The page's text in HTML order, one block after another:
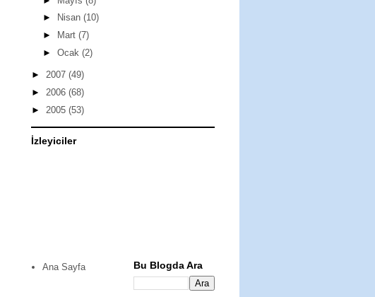
►
Nisan (10)
►
Mart (7)
► Ocak (2)
► 2007 (49)
► 2006 (68)
► 2005 (53)
İzleyiciler
Ana Sayfa Bu Blogda Ara